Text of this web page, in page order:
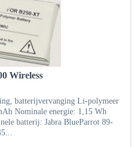
Wireless
batterijvervanging Li-polymeer
Nominale energie: 1,15 Wh
batterij: Jabra BlueParrot 89-